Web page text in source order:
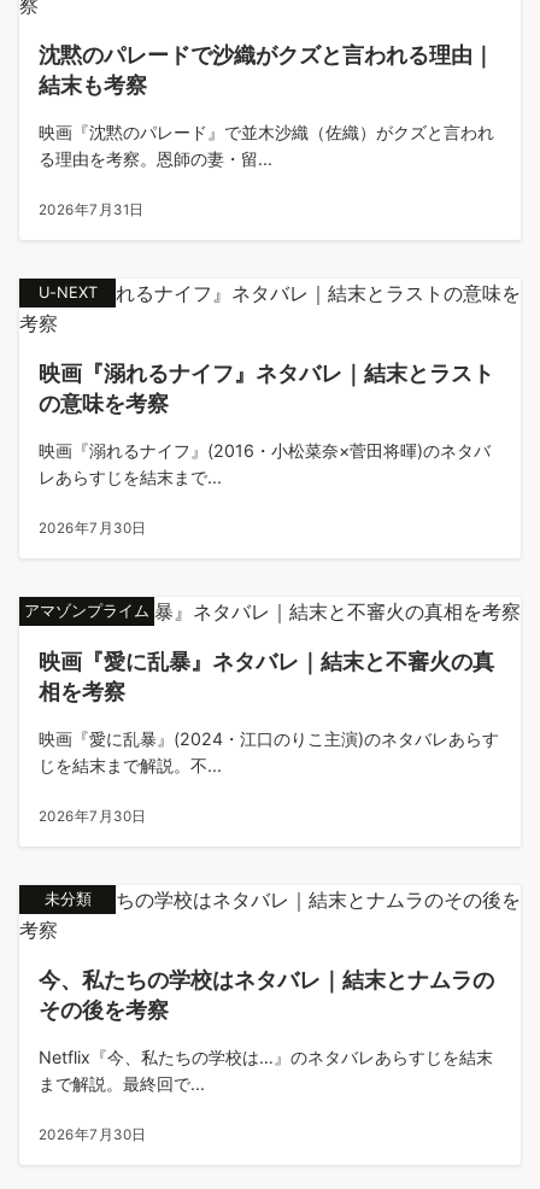
沈黙のパレードで沙織がクズと言われる理由｜
結末も考察
映画『沈黙のパレード』で並木沙織（佐織）がクズと言われ
る理由を考察。恩師の妻・留...
2026年7月31日
U-NEXT
映画『溺れるナイフ』ネタバレ｜結末とラスト
の意味を考察
映画『溺れるナイフ』(2016・小松菜奈×菅田将暉)のネタバ
レあらすじを結末まで...
2026年7月30日
アマゾンプライム
映画『愛に乱暴』ネタバレ｜結末と不審火の真
相を考察
映画『愛に乱暴』(2024・江口のりこ主演)のネタバレあらす
じを結末まで解説。不...
2026年7月30日
未分類
今、私たちの学校はネタバレ｜結末とナムラの
その後を考察
Netflix『今、私たちの学校は…』のネタバレあらすじを結末
まで解説。最終回で...
2026年7月30日